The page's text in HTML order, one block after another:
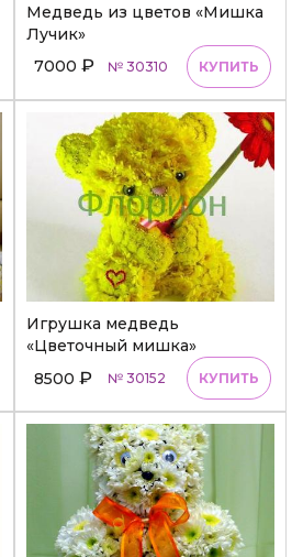
Медведь из цветов «Мишка
Лучик»
7000₽ № 30310 КУПИТЬ
Игрушка медведь
«Цветочный мишка»
8500₽ № 30152 КУПИТЬ